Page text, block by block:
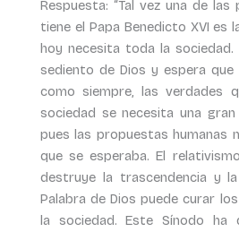
Respuesta: “Tal vez una de las
tiene el Papa Benedicto XVI es
hoy necesita toda la sociedad.
sediento de Dios y espera que
como siempre, las verdades
sociedad se necesita una gran
pues las propuestas humanas
que se esperaba. El
destruye la trascendencia y
Palabra de Dios puede curar
la sociedad. Este Sínodo